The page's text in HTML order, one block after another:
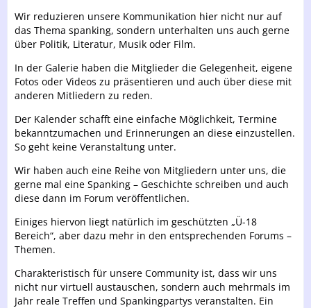
Wir reduzieren unsere Kommunikation hier nicht nur auf
das Thema spanking, sondern unterhalten uns auch gerne
über Politik, Literatur, Musik oder Film.
In der Galerie haben die Mitglieder die Gelegenheit, eigene
Fotos oder Videos zu präsentieren und auch über diese mit
anderen Mitliedern zu reden.
Der Kalender schafft eine einfache Möglichkeit, Termine
bekanntzumachen und Erinnerungen an diese einzustellen.
So geht keine Veranstaltung unter.
Wir haben auch eine Reihe von Mitgliedern unter uns, die
gerne mal eine Spanking – Geschichte schreiben und auch
diese dann im Forum veröffentlichen.
Einiges hiervon liegt natürlich im geschützten „Ü-18
Bereich“, aber dazu mehr in den entsprechenden Forums –
Themen.
Charakteristisch für unsere Community ist, dass wir uns
nicht nur virtuell austauschen, sondern auch mehrmals im
Jahr reale Treffen und Spankingpartys veranstalten. Ein